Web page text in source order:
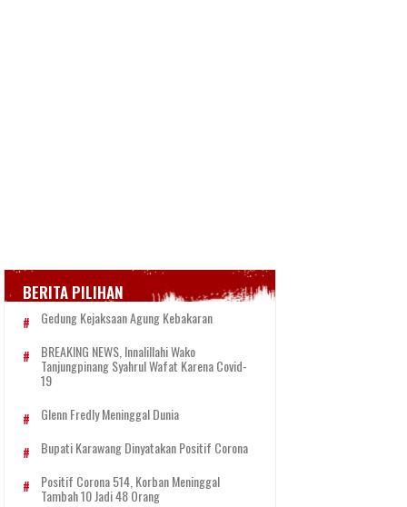
BERITA PILIHAN
Gedung Kejaksaan Agung Kebakaran
BREAKING NEWS, Innalillahi Wako
Tanjungpinang Syahrul Wafat Karena Covid-
19
Glenn Fredly Meninggal Dunia
Bupati Karawang Dinyatakan Positif Corona
Positif Corona 514, Korban Meninggal
Tambah 10 Jadi 48 Orang